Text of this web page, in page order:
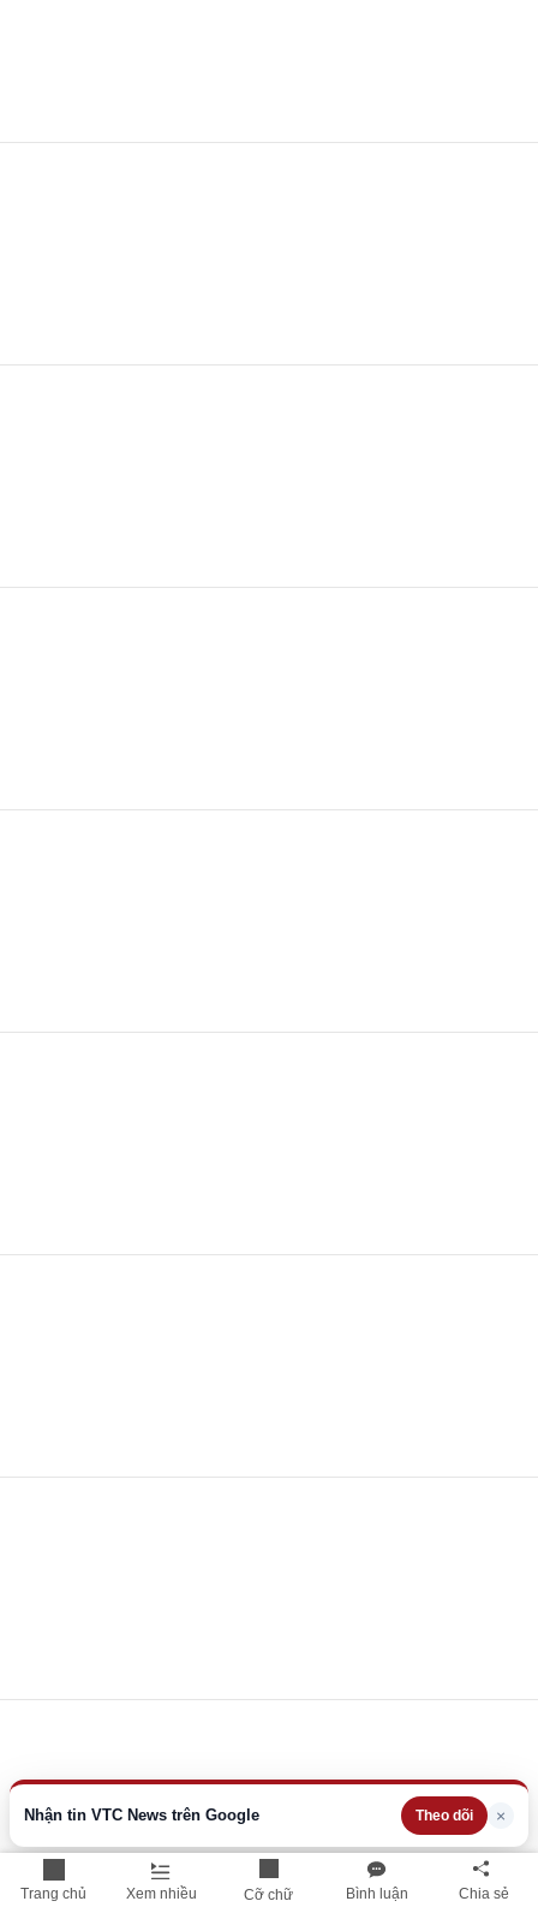
Trang chủ Xem nhiều Cỡ chữ Bình luận Chia sẻ
Nhận tin VTC News trên Google Theo dõi ×